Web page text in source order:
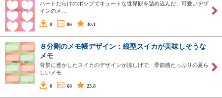
ハートだらけのポップでキュートな世界観を詰め込んだ、可愛いデザ
インのメ…
0 86 30.1
８分割のメモ帳デザイン：縦型スイカが美味しそうな
メモ
背景に透かしたスイカのデザインが涼しげで、季節感たっぷりの夏ら
しいメモ…
0 68 23.8